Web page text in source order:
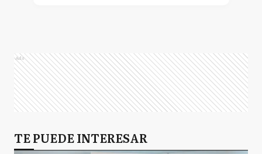
Ads
TE PUEDE INTERESAR